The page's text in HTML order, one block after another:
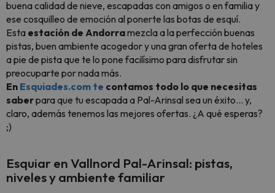
buena calidad de nieve, escapadas con amigos o en familia y
ese cosquilleo de emoción al ponerte las botas de esquí.
Esta estación de Andorramezcla a la perfección buenas
pistas, buen ambiente acogedor y una gran oferta de hoteles
a pie de pista que te lo pone facilísimo para disfrutar sin
preocuparte por nada más.
En Esquiades.com te contamos todo lo que necesitas
saberpara que tu escapada a Pal-Arinsal sea un éxito… y,
claro, además tenemos las mejores ofertas. ¿A qué esperas?
;)
Esquiar en Vallnord Pal-Arinsal: pistas,
niveles y ambiente familiar